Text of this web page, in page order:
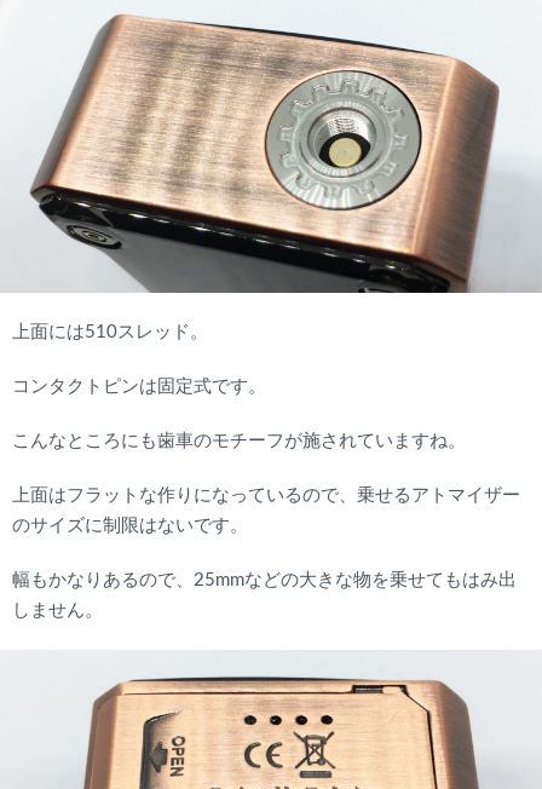
上面には510スレッド。
コンタクトピンは固定式です。
こんなところにも歯車のモチーフが施されていますね。
上面はフラットな作りになっているので、乗せるアトマイザー
のサイズに制限はないです。
幅もかなりあるので、25mmなどの大きな物を乗せてもはみ出
しません。